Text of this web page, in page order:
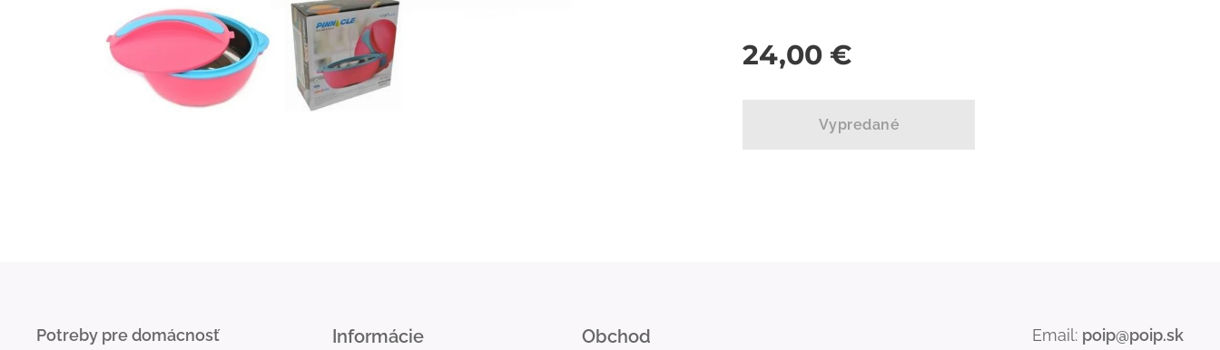
24,00 €
Vypredané
Potreby pre domácnosť Informácie Obchod Email: poip@poip.sk